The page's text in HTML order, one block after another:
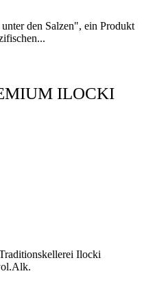
den Salzen", ein Produkt
ILOCKI
Ilocki